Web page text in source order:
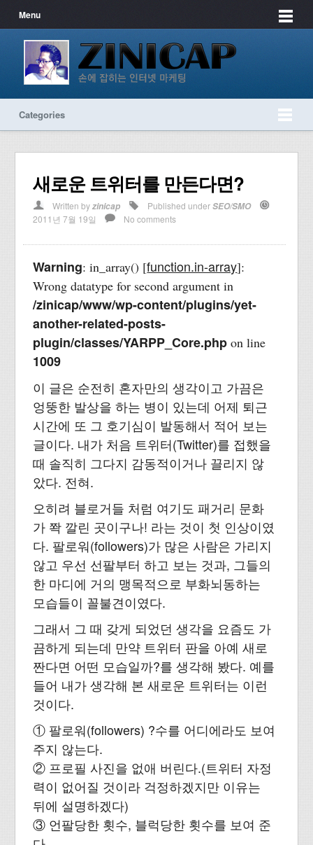
Menu
Categories
새로운 트위터를 만든다면?
Written byzinicap Published underSEO/SMO
2011년 7월 19일
No comments
Warning: in_array() [function.in-array]:
Wrong datatype for second argument in
/zinicap/www/wp-content/plugins/yet-
another-related-posts-
plugin/classes/YARPP_Core.php on line
1009
이 글은 순전히 혼자만의 생각이고 가끔은
엉뚱한 발상을 하는 병이 있는데 어제 퇴근
시간에 또 그 호기심이 발동해서 적어 보는
글이다. 내가 처음 트위터(Twitter)를 접했을
때 솔직히 그다지 감동적이거나 끌리지 않
았다. 전혀.
오히려 블로거들 처럼 여기도 패거리 문화
가 쫙 깔린 곳이구나! 라는 것이 첫 인상이였
다. 팔로워(followers)가 많은 사람은 가리지
않고 우선 선팔부터 하고 보는 것과, 그들의
한 마디에 거의 맹목적으로 부화뇌동하는
모습들이 꼴불견이였다.
그래서 그 때 갖게 되었던 생각을 요즘도 가
끔하게 되는데 만약 트위터 판을 아예 새로
짠다면 어떤 모습일까?를 생각해 봤다. 예를
들어 내가 생각해 본 새로운 트위터는 이런
것이다.
① 팔로워(followers) ?수를 어디에라도 보여
주지 않는다.
② 프로필 사진을 없애 버린다.(트위터 자정
력이 없어질 것이라 걱정하겠지만 이유는
뒤에 설명하겠다)
③ 언팔당한 횟수, 블럭당한 횟수를 보여 준